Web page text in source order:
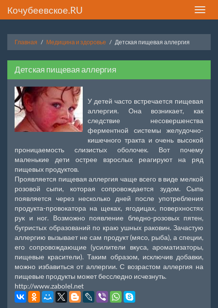
Toggle
Кочубеевское.RU
Главная Медицина и здоровье Детская пищевая аллергия
Детская пищевая аллергия
У детей часто встречается пищевая
аллергия. Она возникает, как
следствие несовершенства
ферментной системы желудочно-
кишечного тракта и очень высокой
проницаемость слизистых оболочек. Вот почему
маленькие дети острее взрослых реагируют на ряд
пищевых продуктов.
Проявляется пищевая аллергия чаще всего в виде мелкой
розовой сыпи, которая сопровождается зудом. Сыпь
появляется через несколько дней после употребления
продукта-провокатора на щеках, ягодицах, поверхностях
рук и ног. Возможно появление бледно-розовых пятен,
бугристых образований по краю ушных раковин. Зачастую
аллергию вызывает не сам продукт (мясо, рыба), а специи,
его сопровождающие (усилители вкуса, ароматизаторы,
пищевые красители). Таким образом, исключив добавки,
можно избавиться от аллергии. С возрастом аллергия на
пищевые продукты может бесследно исчезнуть.
http://www.zabolel.net